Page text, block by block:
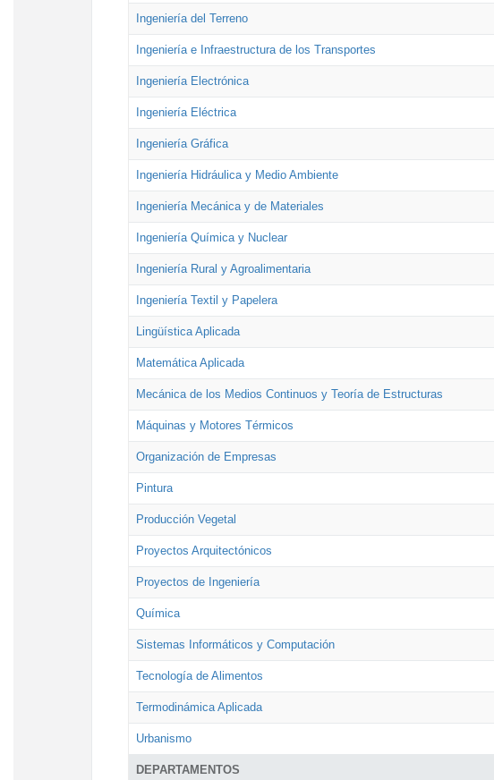
DEPARTAMENTOS
Ingeniería del Terreno
Ingeniería e Infraestructura de los Transportes
Ingeniería Electrónica
Ingeniería Eléctrica
Ingeniería Gráfica
Ingeniería Hidráulica y Medio Ambiente
Ingeniería Mecánica y de Materiales
Ingeniería Química y Nuclear
Ingeniería Rural y Agroalimentaria
Ingeniería Textil y Papelera
Lingüística Aplicada
Matemática Aplicada
Mecánica de los Medios Continuos y Teoría de Estructuras
Máquinas y Motores Térmicos
Organización de Empresas
Pintura
Producción Vegetal
Proyectos Arquitectónicos
Proyectos de Ingeniería
Química
Sistemas Informáticos y Computación
Tecnología de Alimentos
Termodinámica Aplicada
Urbanismo